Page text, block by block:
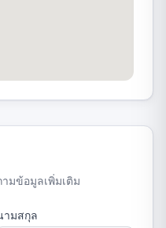
มข้อมูลเพิ่มเติม
ามสกุล